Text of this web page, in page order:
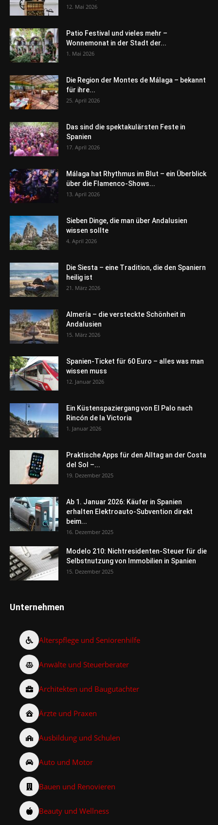
12. Mai 2026
Patio Festival und vieles mehr –
Wonnemonat in der Stadt der...
1. Mai 2026
Die Region der Montes de Málaga – bekannt
für ihre...
25. April 2026
Das sind die spektakulärsten Feste in
Spanien
17. April 2026
Málaga hat Rhythmus im Blut – ein Überblick
über die Flamenco-Shows...
13. April 2026
Sieben Dinge, die man über Andalusien
wissen sollte
4. April 2026
Die Siesta – eine Tradition, die den Spaniern
heilig ist
21. März 2026
Almería – die versteckte Schönheit in
Andalusien
15. März 2026
Spanien-Ticket für 60 Euro – alles was man
wissen muss
12. Januar 2026
Ein Küstenspaziergang von El Palo nach
Rincón de la Victoria
1. Januar 2026
Praktische Apps für den Alltag an der Costa
del Sol –...
19. Dezember 2025
Ab 1. Januar 2026: Käufer in Spanien
erhalten Elektroauto-Subvention direkt
beim...
16. Dezember 2025
Modelo 210: Nichtresidenten-Steuer für die
Selbstnutzung von Immobilien in Spanien
15. Dezember 2025
Unternehmen
Alterspflege und Seniorenhilfe
Anwälte und Steuerberater
Architekten und Baugutachter
Ärzte und Praxen
Ausbildung und Schulen
Auto und Motor
Bauen und Renovieren
Beauty und Wellness